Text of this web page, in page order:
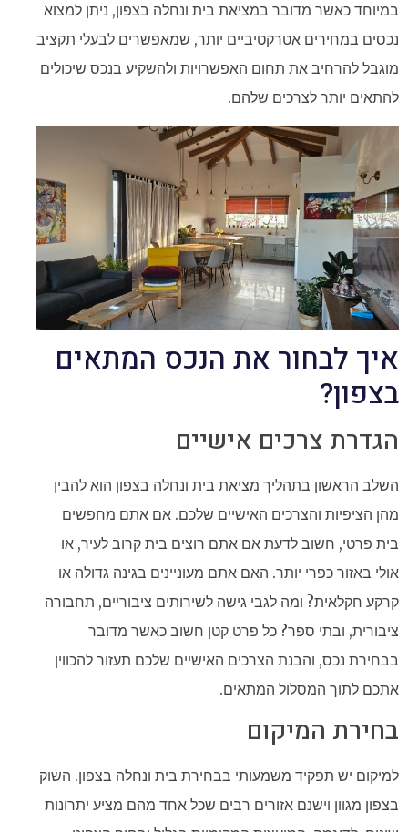
במיוחד כאשר מדובר במציאת בית ונחלה בצפון, ניתן למצוא
נכסים במחירים אטרקטיביים יותר, שמאפשרים לבעלי תקציב
מוגבל להרחיב את תחום האפשרויות ולהשקיע בנכס שיכולים
להתאים יותר לצרכים שלהם.
איך לבחור את הנכס המתאים
בצפון?
הגדרת צרכים אישיים
השלב הראשון בתהליך מציאת בית ונחלה בצפון הוא להבין
מהן הציפיות והצרכים האישיים שלכם. אם אתם מחפשים
בית פרטי, חשוב לדעת אם אתם רוצים בית קרוב לעיר, או
אולי באזור כפרי יותר. האם אתם מעוניינים בגינה גדולה או
קרקע חקלאית? ומה לגבי גישה לשירותים ציבוריים, תחבורה
ציבורית, ובתי ספר? כל פרט קטן חשוב כאשר מדובר
בבחירת נכס, והבנת הצרכים האישיים שלכם תעזור להכווין
אתכם לתוך המסלול המתאים.
בחירת המיקום
למיקום יש תפקיד משמעותי בבחירת בית ונחלה בצפון. השוק
בצפון מגוון וישנם אזורים רבים שכל אחד מהם מציע יתרונות